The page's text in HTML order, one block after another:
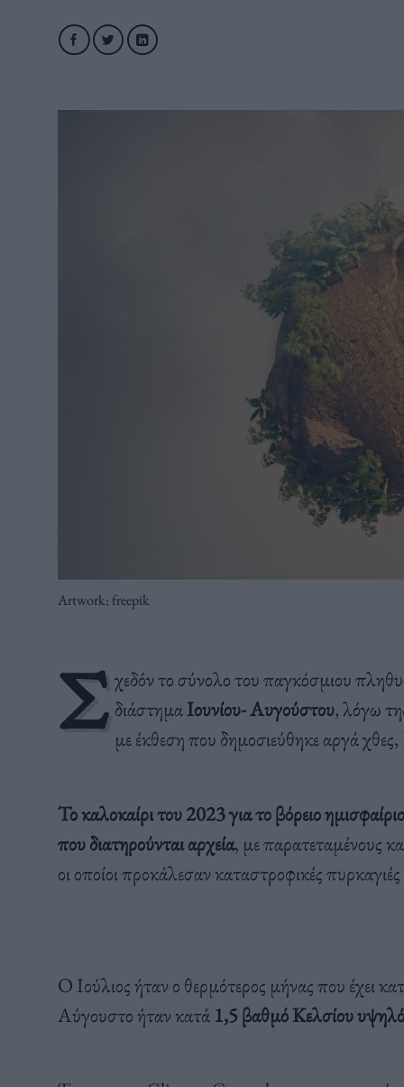
Artwork: freepik
Σ χεδόν το σύνολο του παγκόσμιου
διάστημαΙουνίου- Αυγούστου, λόγω
με έκθεση που δημοσιεύθηκε αργά
Το καλοκαίρι του 2023 για το βόρειο
που διατηρούνται αρχεία, με παρατεταμένους
οι οποίοι προκάλεσαν καταστροφικές
Ο Ιούλιος ήταν ο θερμότερος μήνας που έχει
Αύγουστο ήταν κατά 1,5 βαθμό Κελσίου